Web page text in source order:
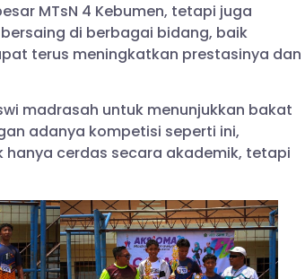
MTsN 4 Kebumen, tetapi juga
di berbagai bidang, baik
terus meningkatkan prestasinya dan
madrasah untuk menunjukkan bakat
adanya kompetisi seperti ini,
cerdas secara akademik, tetapi